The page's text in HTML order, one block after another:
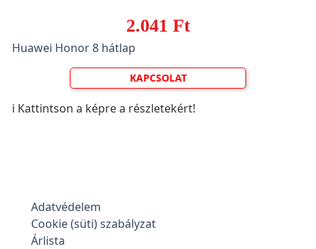
2.041 Ft
Huawei Honor 8 hátlap
KAPCSOLAT
ℹ️ Kattintson a képre a részletekért!
Adatvédelem
Cookie (süti) szabályzat
Árlista